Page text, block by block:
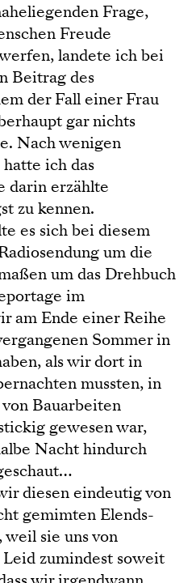
Frage,
Freude
landete ich bei
Beitrag des
der Fall einer Frau
gar nichts
Nach wenigen
ich das
darin erzählte
zu kennen.
es sich bei diesem
um die
um das Drehbuch
im
am Ende einer Reihe
Sommer in
als wir dort in
mussten, in
Bauarbeiten
gewesen war,
Nacht hindurch
diesen eindeutig von
gemimten Elends-
weil sie uns von
zumindest soweit